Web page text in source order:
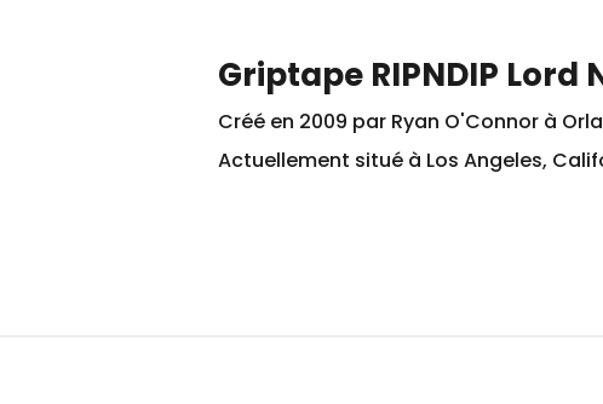
Griptape RIPNDIP
Créé en 2009 par Ryan O'Connor à
Actuellement situé à Los Angeles,